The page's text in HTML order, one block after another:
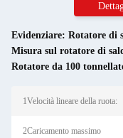
Evidenziare: Rotatore di
Misura sul rotatore di
Rotatore da 100
1Velocità lineare della ruota:
2Caricamento massimo